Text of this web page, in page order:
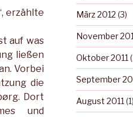
erzählte
auf was
ließen
Vorbei
die
Dort
und
März 2012 (3)
November
Oktober 2011
September
August 2011 (1)